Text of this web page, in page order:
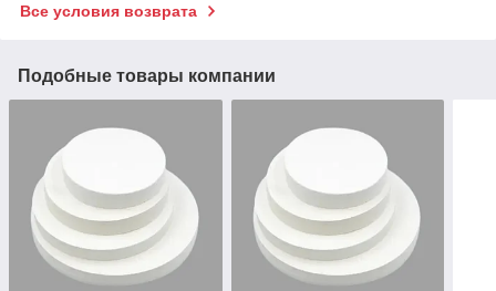
Все условия возврата
Подобные товары компании